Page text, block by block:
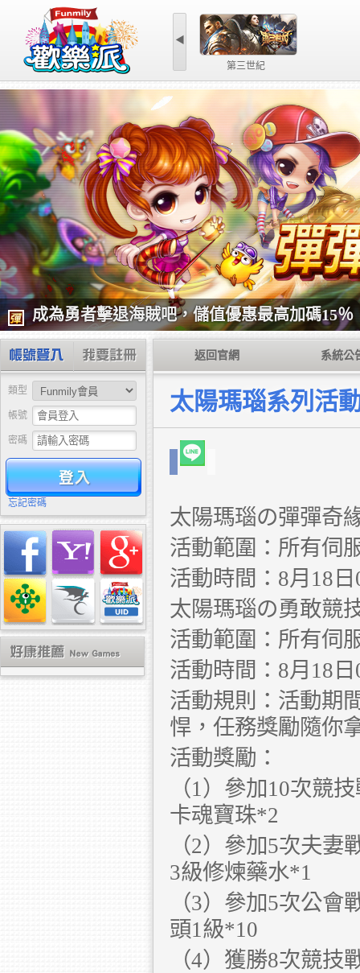
◀
劍雨逍遙
成為勇者擊退海賊吧，儲值優惠最高加碼15％
類型
帳號
密碼
驗證
忘記密碼
返回官網 系統公
太陽瑪瑙系列活
太陽瑪瑙の彈彈奇
活動範圍：所有伺
活動時間：8月18
太陽瑪瑙の勇敢競
活動範圍：所有伺
活動時間：8月18
活動規則：活動期
悍，任務獎勵隨你
活動獎勵：
（1）參加10次競
卡魂寶珠*2
（2）參加5次夫
3級修煉藥水*1
（3）參加5次公
頭1級*10
（4）獲勝8次競